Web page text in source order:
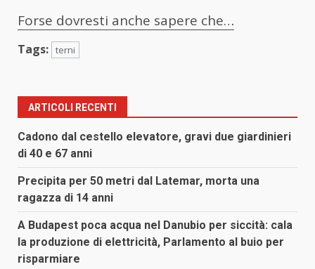
Forse dovresti anche sapere che…
Tags: terni
ARTICOLI RECENTI
Cadono dal cestello elevatore, gravi due giardinieri
di 40 e 67 anni
Precipita per 50 metri dal Latemar, morta una
ragazza di 14 anni
A Budapest poca acqua nel Danubio per siccità: cala
la produzione di elettricità, Parlamento al buio per
risparmiare